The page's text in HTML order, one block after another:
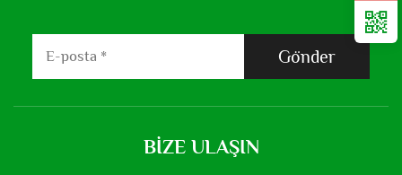
Gönder
BIZE ULAŞIN